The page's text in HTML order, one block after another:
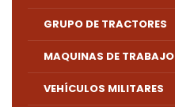
GRUPO DE TRACTORES
MAQUINAS DE TRABAJO
VEHÍCULOS MILITARES